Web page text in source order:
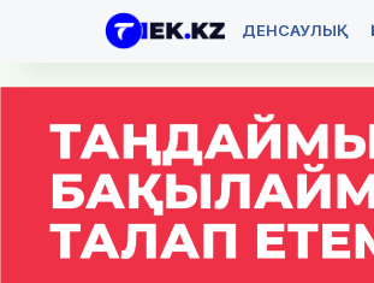
ДЕНСАУЛЫҚ